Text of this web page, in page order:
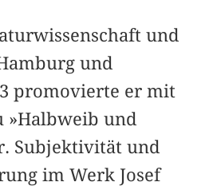
und
und
promovierte er mit
»Halbweib und
Subjektivität und
im Werk Josef